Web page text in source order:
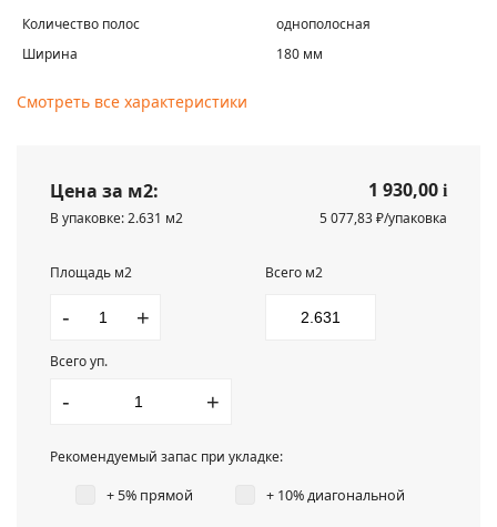
Количество полос
однополосная
Ширина
180 мм
Смотреть все характеристики
Цена за м2: 1 930,00 i
В упаковке: 2.631 м2
5 077,83 ₽/упаковка
Площадь м2
- +
Всего м2
Всего уп.
- +
Рекомендуемый запас при укладке:
+ 5% прямой + 10% диагональной